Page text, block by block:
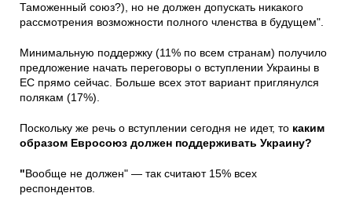
Таможенный союз?), но не должен допускать никакого
рассмотрения возможности полного членства в будущем".
Минимальную поддержку (11% по всем странам) получило
предложение начать переговоры о вступлении Украины в
ЕС прямо сейчас. Больше всех этот вариант приглянулся
полякам (17%).
Поскольку же речь о вступлении сегодня не идет, то каким
образом Евросоюз должен поддерживать Украину?
"Вообще не должен" — так считают 15% всех
респондентов.